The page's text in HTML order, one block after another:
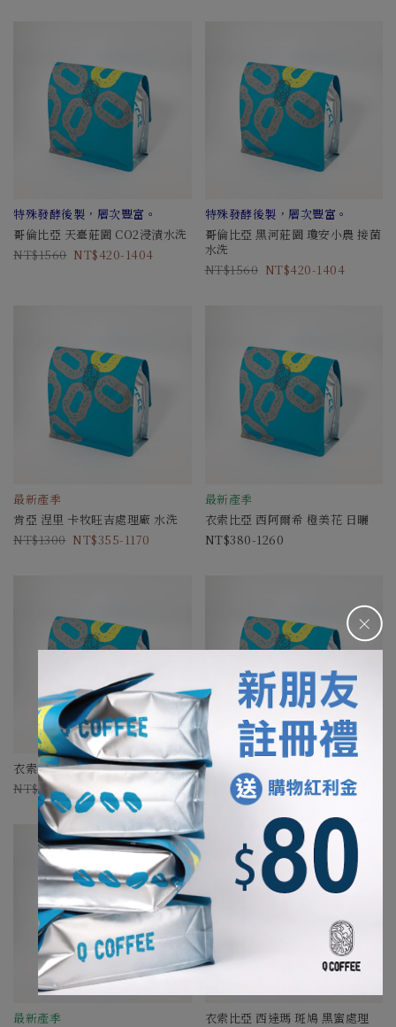
＋
特殊發酵後製，層次豐富。
哥倫比亞 天臺莊園 CO2浸漬水洗
1560
420-1404
特殊發酵後製，層次豐富。
哥倫比亞 黑河莊園 瓊安小農 接菌
水洗
1560
420-1404
最新產季
肯亞 涅里 卡牧旺吉處理廠 水洗
1300
355-1170
最新產季
衣索比亞 西阿爾希 橙美花 日曬
380-1260
衣索比亞 香水檸檬 水洗
960
270-864
衣索比亞 古吉 水仙 水洗
960
270-864
最新產季
衣索比亞 西達瑪 斑鳩 黑蜜處理